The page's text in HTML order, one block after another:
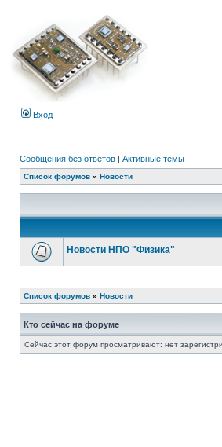
Вход
Сообщения без ответов | Активные темы
Список форумов » Новости
Новости НПО "Физика"
Список форумов » Новости
Кто сейчас на форуме
Сейчас этот форум просматривают: нет